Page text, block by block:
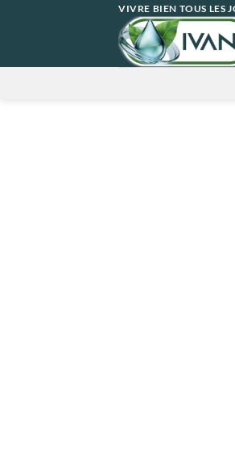
VIVRE BIEN TOUS LES